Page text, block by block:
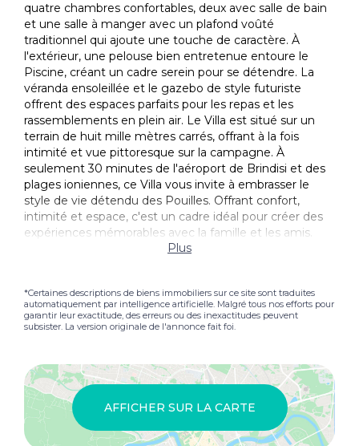
quatre chambres confortables, deux avec salle de bain
et une salle à manger avec un plafond voûté
traditionnel qui ajoute une touche de caractère. À
l'extérieur, une pelouse bien entretenue entoure le
Piscine, créant un cadre serein pour se détendre. La
véranda ensoleillée et le gazebo de style futuriste
offrent des espaces parfaits pour les repas et les
rassemblements en plein air. Le Villa est situé sur un
terrain de huit mille mètres carrés, offrant à la fois
intimité et vue pittoresque sur la campagne. À
seulement 30 minutes de l'aéroport de Brindisi et des
plages ioniennes, ce Villa vous invite à embrasser le
style de vie détendu des Pouilles. Offrant confort,
intimité et espace, c'est un cadre idéal pour créer des
expériences mémorables avec la famille et les amis.
Plus
*Certaines descriptions de biens immobiliers sur ce site sont traduites
automatiquement par intelligence artificielle. Malgré tous nos efforts pour
garantir leur exactitude, des erreurs ou des inexactitudes peuvent
subsister. La version originale de l'annonce fait foi.
AFFICHER SUR LA CARTE